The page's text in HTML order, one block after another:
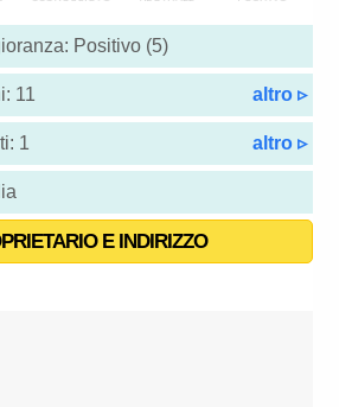
Positivo (5)
11 altro ▹
1 altro ▹
E INDIRIZZO